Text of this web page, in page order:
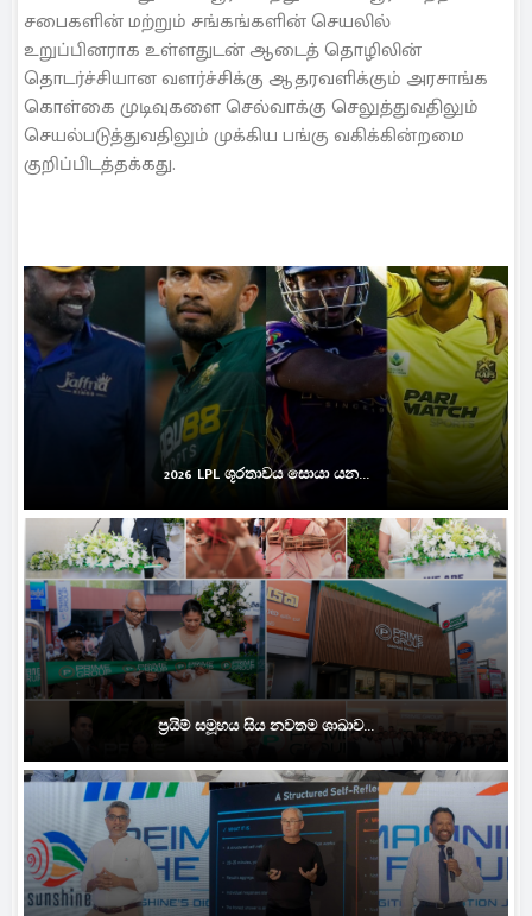
சபைகளின் மற்றும் சங்கங்களின் செயலில்
உறுப்பினராக உள்ளதுடன் ஆடைத் தொழிலின்
தொடர்ச்சியான வளர்ச்சிக்கு ஆதரவளிக்கும் அரசாங்க
கொள்கை முடிவுகளை செல்வாக்கு செலுத்துவதிலும்
செயல்படுத்துவதிலும் முக்கிய பங்கு வகிக்கின்றமை
குறிப்பிடத்தக்கது.
2026 LPL ශූරතාවය සොයා යන...
ප්‍රයිම් සමූහය සිය නවතම ශාඛාව...